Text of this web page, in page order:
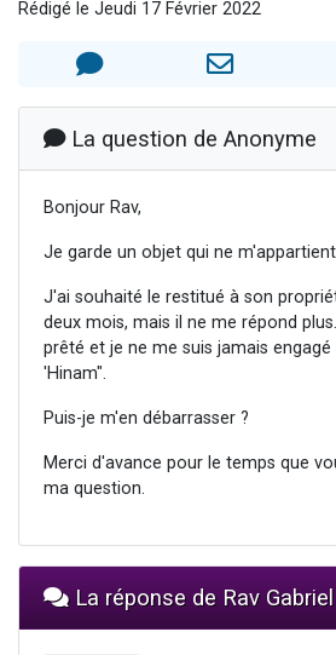
Odaya vient de donner
2 personnes viennent de faire
Rédigé le Jeudi 17 Février 2022
La question de Anonyme
Bonjour Rav,
Je garde un objet qui ne
J'ai souhaité le restitué à son
deux mois, mais il ne me répond
prêté et je ne me suis jamais
'Hinam".
Puis-je m'en débarrasser ?
Merci d'avance pour le temps que
ma question.
La réponse de Rav Gabriel